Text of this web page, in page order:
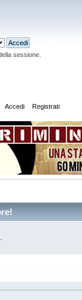
sessione.
Accedi Registrati